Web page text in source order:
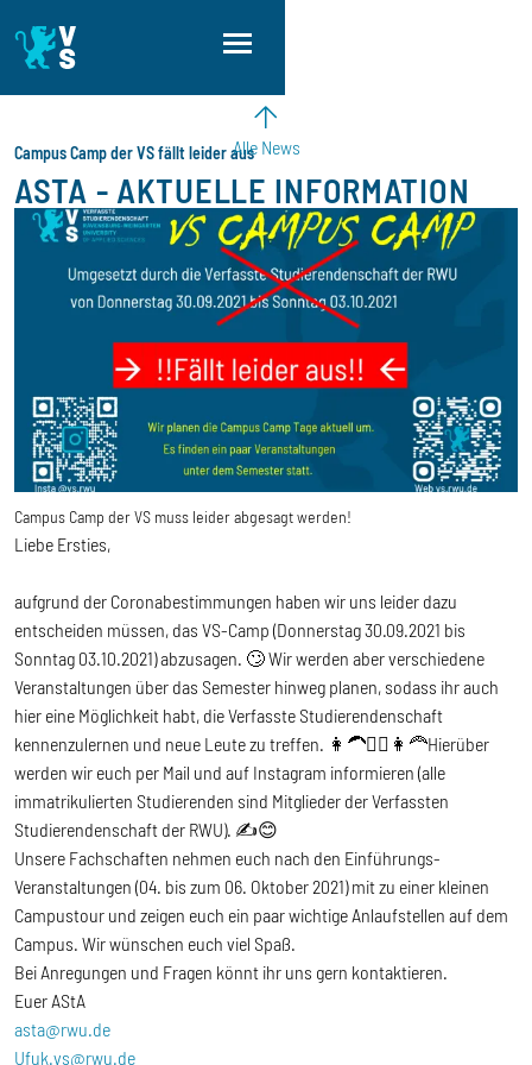
Alle News
Campus Camp der VS fällt leider aus
ASTA - AKTUELLE INFORMATION
Campus Camp der VS muss leider abgesagt werden!
Liebe Ersties,
aufgrund der Coronabestimmungen haben wir uns leider dazu
entscheiden müssen, das VS-Camp (Donnerstag 30.09.2021 bis
Sonntag 03.10.2021) abzusagen. 🙄 Wir werden aber verschiedene
Veranstaltungen über das Semester hinweg planen, sodass ihr auch
hier eine Möglichkeit habt, die Verfasste Studierendenschaft
kennenzulernen und neue Leute zu treffen. 👩‍🦱👱‍♂️👩‍🦰Hierüber
werden wir euch per Mail und auf Instagram informieren (alle
immatrikulierten Studierenden sind Mitglieder der Verfassten
Studierendenschaft der RWU). ✍️😊
Unsere Fachschaften nehmen euch nach den Einführungs-
Veranstaltungen (04. bis zum 06. Oktober 2021) mit zu einer kleinen
Campustour und zeigen euch ein paar wichtige Anlaufstellen auf dem
Campus. Wir wünschen euch viel Spaß.
Bei Anregungen und Fragen könnt ihr uns gern kontaktieren.
Euer AStA
asta@rwu.de
Ufuk.vs@rwu.de